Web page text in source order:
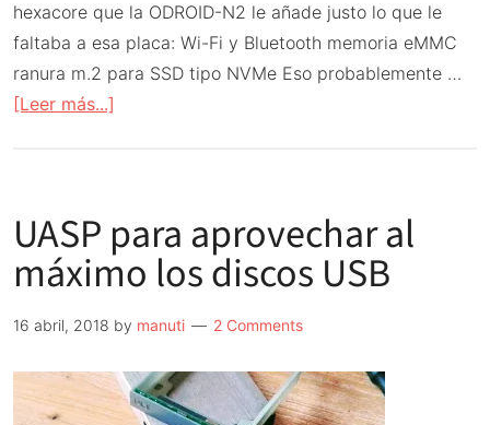
hexacore que la ODROID-N2 le añade justo lo que le
faltaba a esa placa: Wi-Fi y Bluetooth memoria eMMC
ranura m.2 para SSD tipo NVMe Eso probablemente …
[Leer más...]
Pi:
Khadas
VIM3
UASP para aprovechar al
máximo los discos USB
16 abril, 2018 by manuti 2 Comments